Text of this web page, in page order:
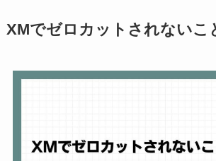
XMでゼロカットされないこ